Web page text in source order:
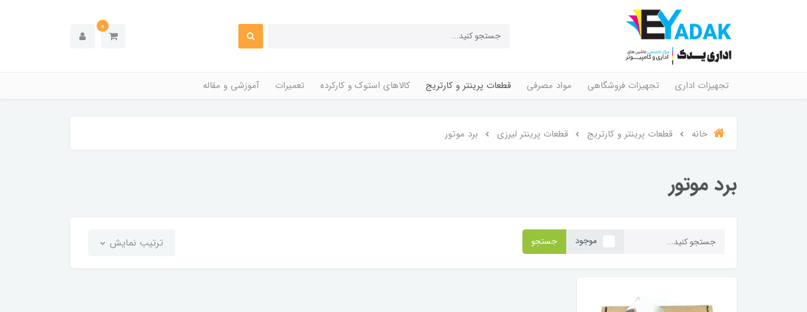
0
تجهیزات اداری تجهیزات فروشگاهی مواد مصرفی قطعات پرینتر و کارتریج کالاهای استوک و کارکرده تعمیرات آموزشی و مقاله
خانه قطعات پرینتر و کارتریج قطعات پرینتر لیرزی برد موتور
برد موتور
موجود جستجو ترتیب نمایش